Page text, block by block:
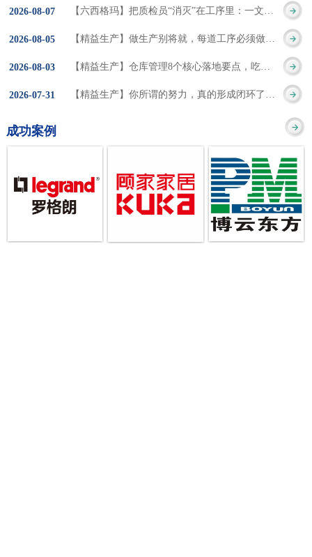
心思想主要包括：
1、客户驱动：从客户的
角度来看待产品(服务)的
价值 2、识别浪费：
确定服务或产品价值
管理咨询经验，我们认
厂，我们可以分为两个
方面来看，一是硬件的
智能化，二是各种业务
流程信息的网络化；硬
件的智能化基于两个前
提条件：即设备的自动
化和管理的信息化；网
进的人才可用”这些都是
在推行6S及目视化管理
时困扰企业的问题。基
于“建立可持续推进的6S
传统的6S推进方式，冠
卓更关注营造全员参与
的氛围以及培养企业自
技术手段。MES可以为
应、有弹性、精细化的
制造业环境，帮助企业
降低成本、缩短交期、
提高产品的质量和提高
服务质量。适用于不同
行业(家电、汽车、半导
体、通讯、IT、医药、
2026-08-07
2026-08-05
2026-08-03
2026-07-31
成功案例